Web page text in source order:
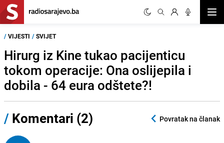
/ VIJESTI / SVIJET
Hirurg iz Kine tukao pacijenticu
tokom operacije: Ona oslijepila i
dobila - 64 eura odštete?!
/ Komentari (2) Povratak na članak